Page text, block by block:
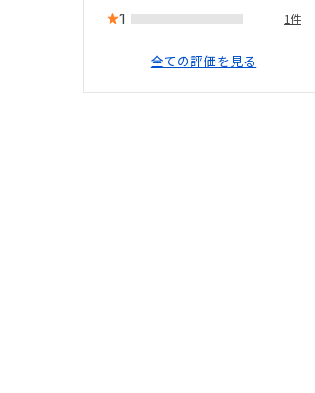
1 1件
全ての評価を見る